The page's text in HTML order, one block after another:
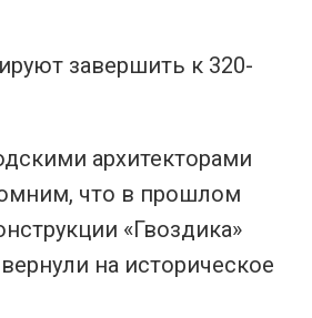
завершить к 320-
архитекторами
что в прошлом
«Гвоздика»
на историческое